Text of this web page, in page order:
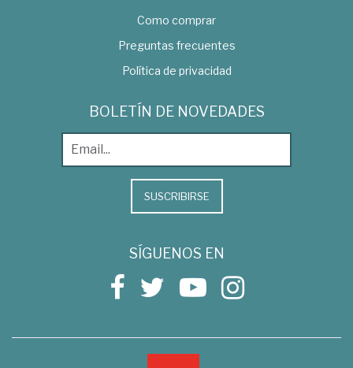
Como comprar
Preguntas frecuentes
Política de privacidad
BOLETÍN DE NOVEDADES
SUSCRIBIRSE
SÍGUENOS EN